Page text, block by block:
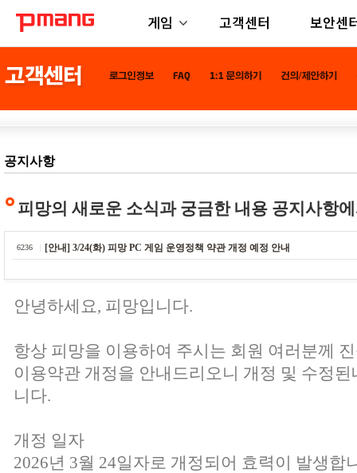
게임 고객센터 보안센
공지사항
피망의 새로운 소식과 궁금한 내용 공지사항
6236 [안내] 3/24(화) 피망 PC 게임 운영정책 약관 개정 예정 안내
안녕하세요, 피망입니다.
항상 피망을 이용하여 주시는 회원 여러분께
이용약관 개정을 안내드리오니 개정 및 수정
니다.
개정 일자
2026년 3월 24일자로 개정되어 효력이 발생합